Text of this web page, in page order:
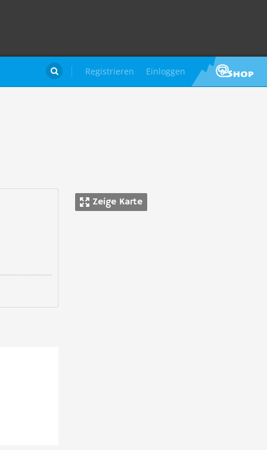
Registrieren Einloggen

Zeige Karte